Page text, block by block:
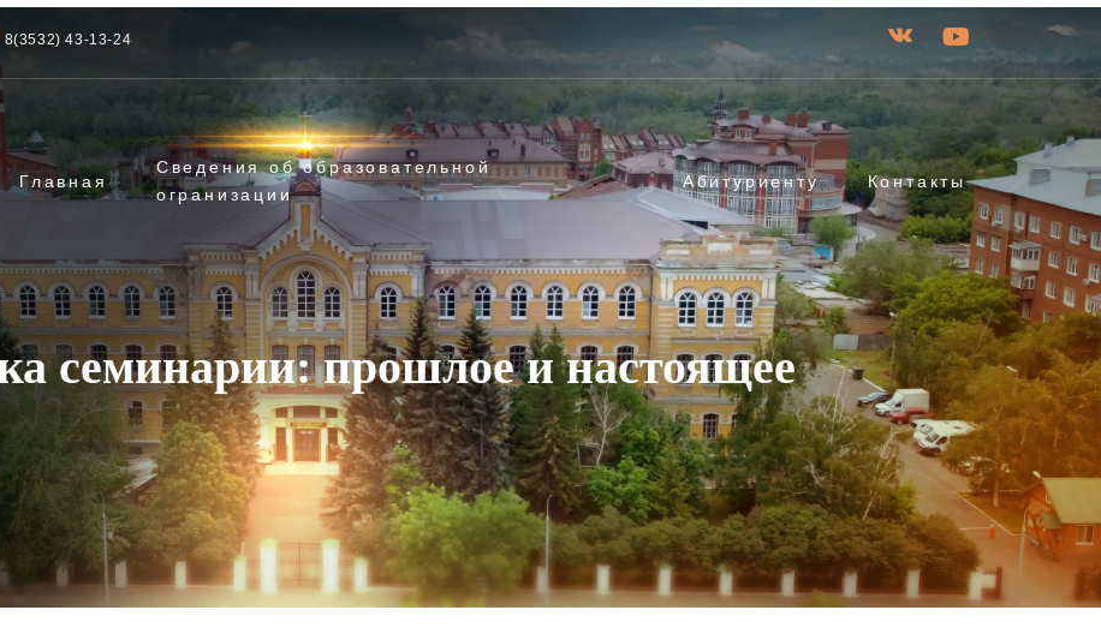
8(3532) 43-13-24
Главная
Сведения об образовательной
огранизации
Абитуриенту Контакты
семинарии: прошлое и настоящее